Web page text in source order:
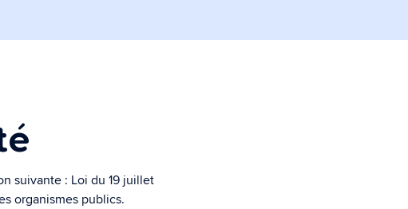
suivante : Loi du 19 juillet
organismes publics.